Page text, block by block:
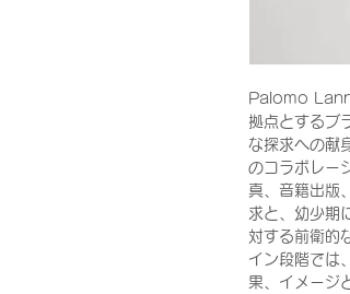
Palomo
拠点とするブ
な探求への献
のコラボレー
真、音籍出版
求と、幼少期
対する前衛的
イン段階では
果、イメージ